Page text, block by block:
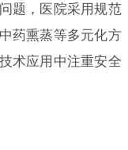
题，医院采用规范
药熏蒸等多元化方
术应用中注重安全